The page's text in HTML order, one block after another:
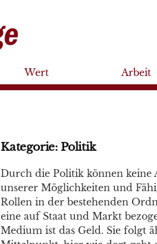
Wert Arbeit
Kategorie: Politik
Durch die Politik können keine
unserer Möglichkeiten und
Rollen in der bestehenden
eine auf Staat und Markt
Medium ist das Geld. Sie folgt